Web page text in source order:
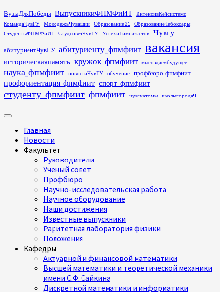
Перейти
к
содержимому
ВузыДляПобеды ВыпускникиФПМФиИТ
ИнтенсивКейсистемс
КомандаЧувГУ
МолодежьЧувашии Образование21
ОбразованиеЧебоксары
СтудентыФПМФиИТ
СтудсоветЧувГУ УспехиГимназистов Чувгу
абитуриентЧувГУ абитуриенту_фпмфиит вакансия
историческаяпамять кружок_фпмфиит мысоздаембудущее
наука_фпмфиит новостиЧувГУ обучение профбюро_фпмфиит
профориентация_фпмфиит спорт_фпмфиит
студенту_фпмфиит фпмфиит чувгуэтомы школыгородаЧ
Основное
Главная
Новости
Факультет
Руководители
Ученый совет
Профбюро
Научно-исследовательская работа
Научное оборудование
Наши достижения
Известные выпускники
Раритетная лаборатория физики
Положения
Кафедры
Актуарной и финансовой математики
Высшей математики и теоретической механики
имени С.Ф. Сайкина
Дискретной математики и информатики